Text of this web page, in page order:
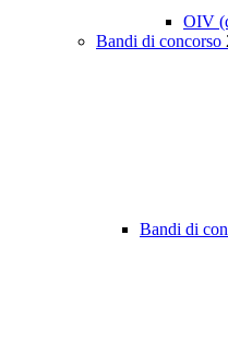
OIV
Bandi di concorso
Bandi di